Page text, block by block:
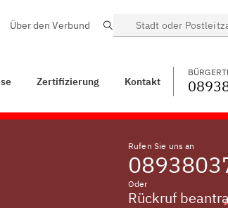
BÜRGERTELEFON
Über den Verbund Suche
Zertifizierung Kontakt
Rufen Sie uns an
Oder
Rückruf